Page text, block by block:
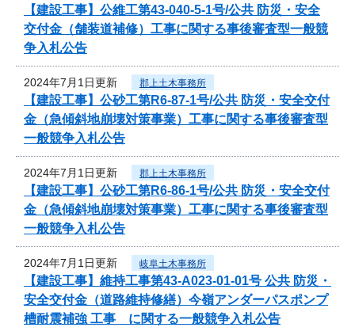
【建設工事】公維工第43-040-5-1号/公共 防災・安全
交付金（舗装道補修）工事に関する事後審査型一般競
争入札公告
2024年7月1日更新 郡上土木事務所
【建設工事】公砂工第R6-87-1号/公共 防災・安全交付
金（急傾斜地崩壊対策事業）工事に関する事後審査型
一般競争入札公告
2024年7月1日更新 郡上土木事務所
【建設工事】公砂工第R6-86-1号/公共 防災・安全交付
金（急傾斜地崩壊対策事業）工事に関する事後審査型
一般競争入札公告
2024年7月1日更新 岐阜土木事務所
【建設工事】維持工事第43-A023-01-01号 公共 防災・
安全交付金（道路維持修繕）今嶺アンダーパスポンプ
槽耐震補強 工事 に関する一般競争入札公告